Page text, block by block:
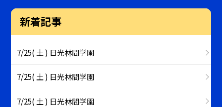
新着記事
7/25( 土 ) 日光林間学園
7/25( 土 ) 日光林間学園
7/25( 土 ) 日光林間学園